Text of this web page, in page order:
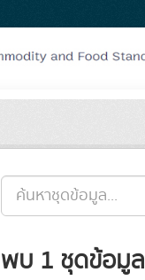
พบ 1 ชุดข้อมูล